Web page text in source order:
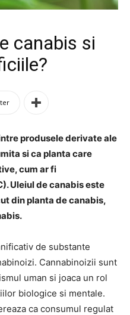
canabis si
produsele derivate ale
si ca planta care
cum ar fi
Uleiul de canabis este
din planta de canabis,
de substante
Cannabinoizii sunt
uman si joaca un rol
biologice si mentale.
ca consumul regulat